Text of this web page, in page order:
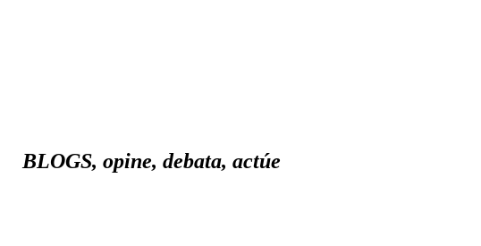
BLOGS, opine, debata, actúe